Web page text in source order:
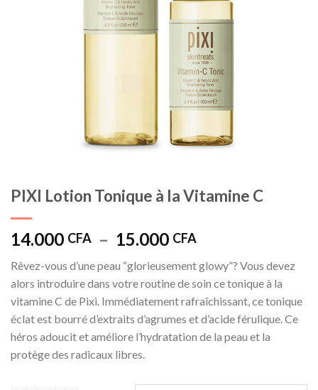
PIXI Lotion Tonique à la Vitamine C
14.000 CFA – 15.000 CFAPlage
prix :
14.000 CFA
à
15.000 CFA
Rêvez-vous d’une peau “glorieusement glowy”? Vous devez
alors introduire dans votre routine de soin ce tonique à la
vitamine C de Pixi. Immédiatement rafraîchissant, ce tonique
éclat est bourré d’extraits d’agrumes et d’acide férulique. Ce
héros adoucit et améliore l’hydratation de la peau et la
protège des radicaux libres.